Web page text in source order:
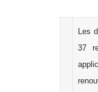
Les
37